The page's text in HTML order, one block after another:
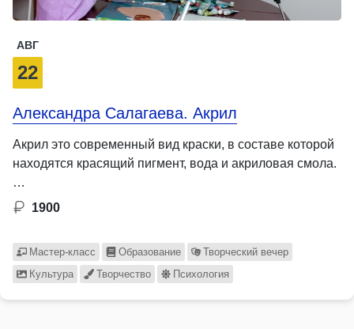
АВГ
22
Александра Салагаева. Акрил
Акрил это современный вид краски, в составе которой
находятся красящий пигмент, вода и акриловая смола.
…
1900
Мастер-класс Образование
Творческий вечер
Культура
Творчество Психология